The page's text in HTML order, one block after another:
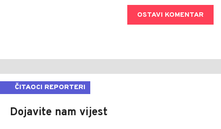
OSTAVI KOMENTAR
ČITAOCI REPORTERI
Dojavite nam vijest